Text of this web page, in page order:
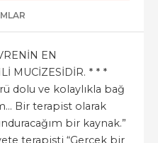
EN
MUCİZESİDİR. * * *
dolu ve kolaylıkla bağ
Bir terapist olarak
bir kaynak.”
terapisti “Gerçek bir